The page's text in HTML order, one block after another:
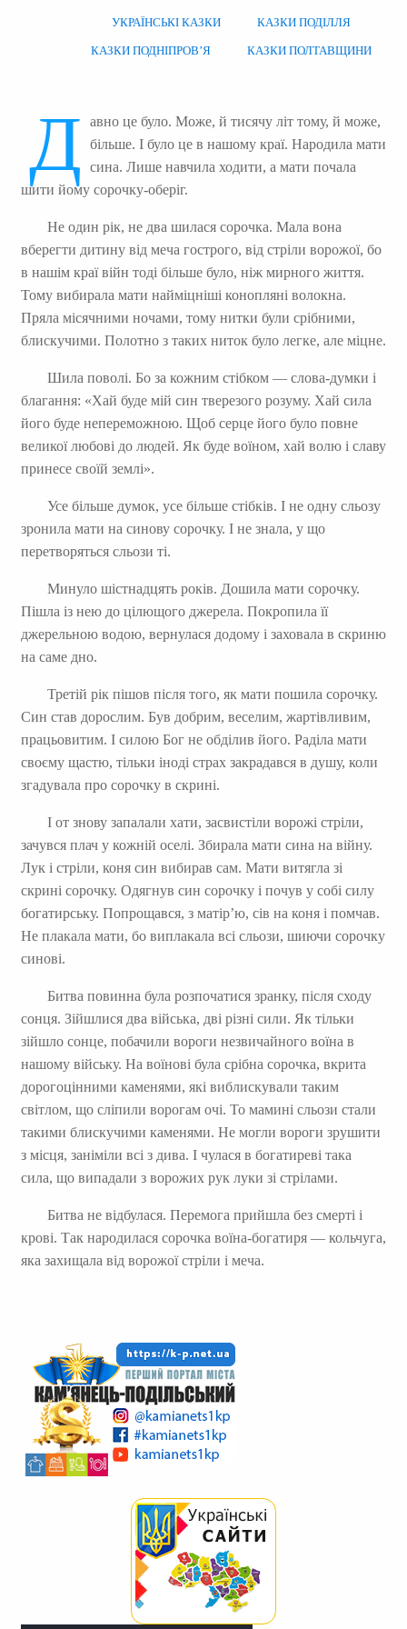
УКРАЇНСЬКІ КАЗКИ КАЗКИ ПОДІЛЛЯ
КАЗКИ ПОДНІПРОВ’Я КАЗКИ ПОЛТАВЩИНИ
Д
авно це було. Може, й тисячу літ тому, й може,
більше. І було це в нашому краї. Народила мати
сина. Лише навчила ходити, а мати почала
шити йому сорочку-оберіг.
Не один рік, не два шилася сорочка. Мала вона
вберегти дитину від меча гострого, від стріли ворожої, бо
в нашім краї війн тоді більше було, ніж мирного життя.
Тому вибирала мати найміцніші конопляні волокна.
Пряла місячними ночами, тому нитки були срібними,
блискучими. Полотно з таких ниток було легке, але міцне.
Шила поволі. Бо за кожним стібком — слова-думки і
благання: «Хай буде мій син тверезого розуму. Хай сила
його буде непереможною. Щоб серце його було повне
великої любові до людей. Як буде воїном, хай волю і славу
принесе своїй землі».
Усе більше думок, усе більше стібків. І не одну сльозу
зронила мати на синову сорочку. І не знала, у що
перетворяться сльози ті.
Минуло шістнадцять років. Дошила мати сорочку.
Пішла із нею до цілющого джерела. Покропила її
джерельною водою, вернулася додому і заховала в скриню
на саме дно.
Третій рік пішов після того, як мати пошила сорочку.
Син став дорослим. Був добрим, веселим, жартівливим,
працьовитим. І силою Бог не обділив його. Раділа мати
своєму щастю, тільки іноді страх закрадався в душу, коли
згадувала про сорочку в скрині.
І от знову запалали хати, засвистіли ворожі стріли,
зачувся плач у кожній оселі. Збирала мати сина на війну.
Лук і стріли, коня син вибирав сам. Мати витягла зі
скрині сорочку. Одягнув син сорочку і почув у собі силу
богатирську. Попрощався, з матір’ю, сів на коня і помчав.
Не плакала мати, бо виплакала всі сльози, шиючи сорочку
синові.
Битва повинна була розпочатися зранку, після сходу
сонця. Зійшлися два війська, дві різні сили. Як тільки
зійшло сонце, побачили вороги незвичайного воїна в
нашому війську. На воїнові була срібна сорочка, вкрита
дорогоцінними каменями, які виблискували таким
світлом, що сліпили ворогам очі. То мамині сльози стали
такими блискучими каменями. Не могли вороги зрушити
з місця, заніміли всі з дива. І чулася в богатиреві така
сила, що випадали з ворожих рук луки зі стрілами.
Битва не відбулася. Перемога прийшла без смерті і
крові. Так народилася сорочка воїна-богатиря — кольчуга,
яка захищала від ворожої стріли і меча.